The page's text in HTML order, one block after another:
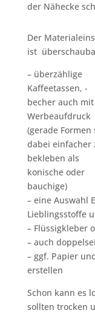
der Nähecke
Der
ist
– überzählige
Kaffeetassen, -
becher auch mit
Werbeaufdruck
(gerade Formen
dabei einfacher
bekleben als
konische oder
bauchige)
– eine Auswahl
Lieblingsstoffe
– Flüssigkleber
– auch
– ggf. Papier
erstellen
Schon kann es
sollten trocken